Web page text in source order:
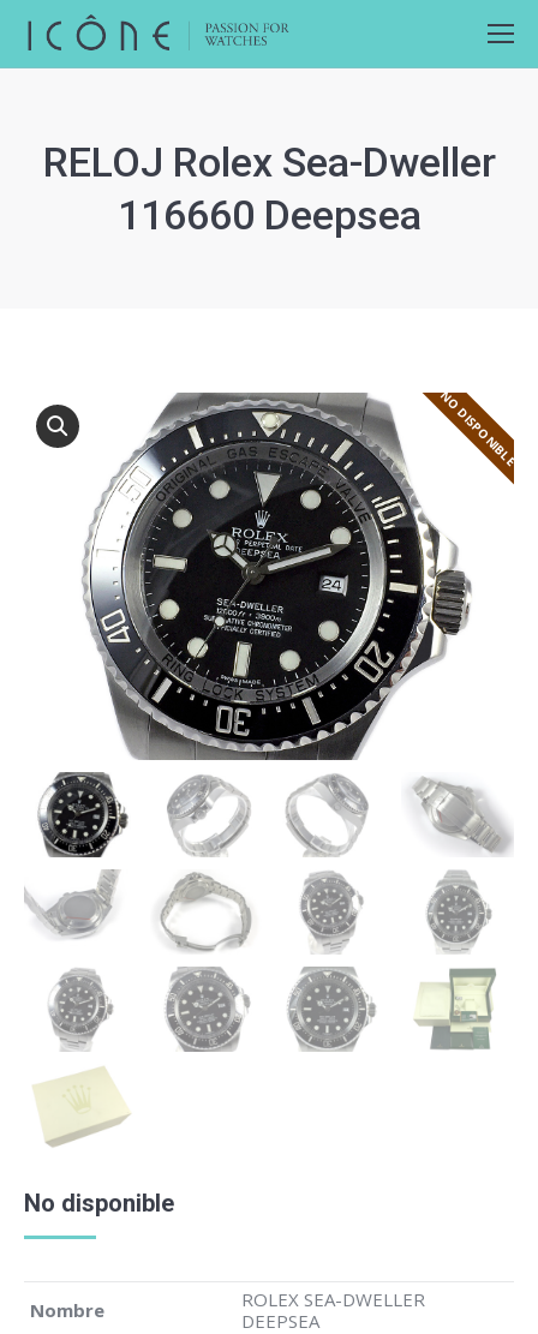
RELOJ Rolex Sea-Dweller
116660 Deepsea
NO DISPONIBLE
No disponible
Nombre
ROLEX SEA-DWELLER
DEEPSEA